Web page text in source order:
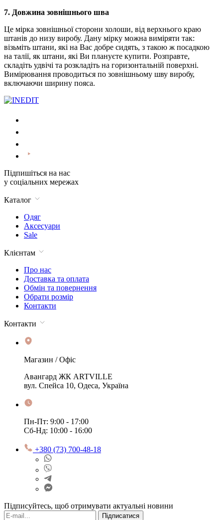
7. Довжина зовнішнього шва
Це мірка зовнішньої сторони холоши, від верхнього краю
штанів до низу виробу. Дану мірку можна виміряти так:
візьміть штани, які на Вас добре сидять, з такою ж посадкою
на талії, як штани, які Ви плануєте купити. Розправте,
складіть удвічі та розкладіть на горизонтальній поверхні.
Вимірювання проводиться по зовнішньому шву виробу,
включаючи ширину пояса.
Підпишіться на нас
у соціальних мережах
Каталог
Одяг
Аксесуари
Sale
Клієнтам
Про нас
Доставка та оплата
Обмін та повернення
Обрати розмір
Контакти
Контакти
Магазин / Офіс
Авангард ЖК ARTVILLE
вул. Спейса 10, Одеса, Україна
Пн-Пт: 9:00 - 17:00
Сб-Нд: 10:00 - 16:00
+380 (73) 700-48-18
Підписуйтесь, щоб отримувати актуальні новини
Підписатися